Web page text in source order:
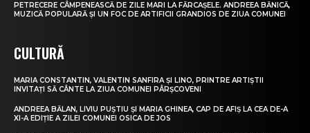
PETRECERE CÂMPENEASCĂ DE ZILE MARI LA FĂRCAȘELE. ANDREEA BĂNICĂ,
MUZICĂ POPULARĂ ȘI UN FOC DE ARTIFICII GRANDIOS DE ZIUA COMUNEI
CULTURĂ
MARIA CONSTANTIN, VALENTIN SANFIRA ȘI LINO, PRINTRE ARTIȘTII
INVITAȚI SĂ CÂNTE LA ZIUA COMUNEI PÂRȘCOVENI
ANDREEA BĂLAN, LIVIU PUȘTIU ȘI MARIA GHINEA, CAP DE AFIȘ LA CEA DE-A
XI-A EDIȚIE A ZILEI COMUNEI OSICA DE JOS